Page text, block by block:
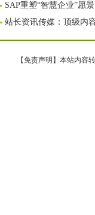
SAP重塑“智慧企业”愿
站长资讯传媒：顶级内
【免责声明】本站内容